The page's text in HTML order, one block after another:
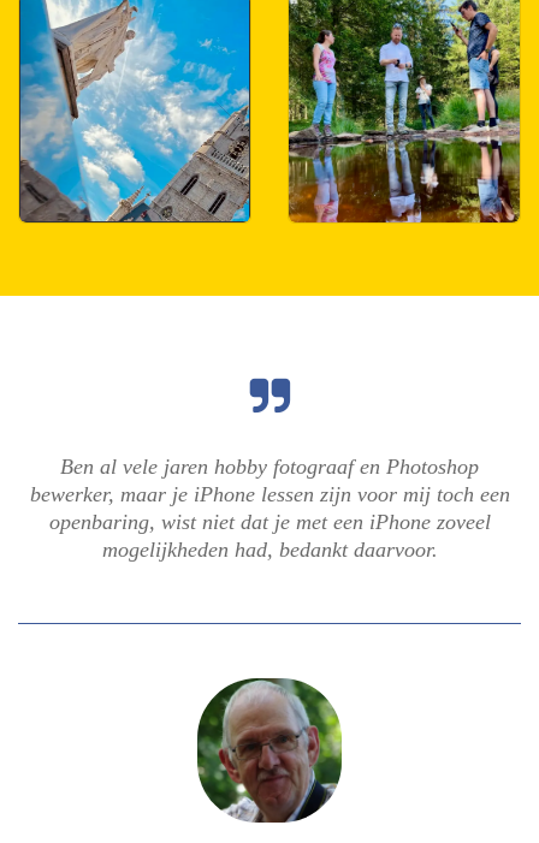
avond fotografie
Ben al vele jaren hobby fotograaf en Photoshop
bewerker, maar je iPhone lessen zijn voor mij toch een
openbaring, wist niet dat je met een iPhone zoveel
mogelijkheden had, bedankt daarvoor.